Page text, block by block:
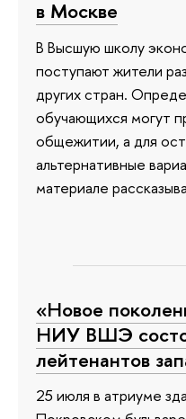
в Москве
В Высшую школу
поступают жители
других стран.
обучающихся могут
общежитии, а для
альтернативные
материале
«Новое
НИУ ВШЭ
лейтенантов
25 июля в атриуме